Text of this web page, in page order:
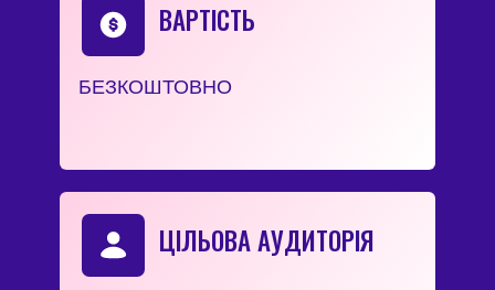
БЕЗКОШТОВНО
ВАРТІСТЬ
ЦІЛЬОВА АУДИТОРІЯ